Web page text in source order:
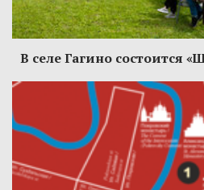
В селе Гагино состоится